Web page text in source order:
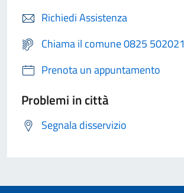
Richiedi Assistenza
Chiama il comune 0825 502021
Prenota un appuntamento
Problemi in città
Segnala disservizio